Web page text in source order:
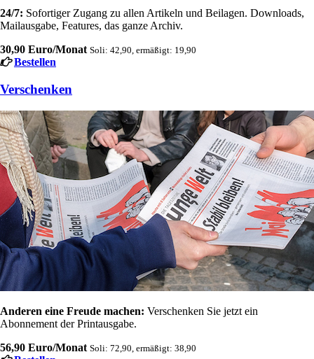
24/7: Sofortiger Zugang zu allen Artikeln und Beilagen. Downloads,
Mailausgabe, Features, das ganze Archiv.
30,90 Euro/Monat Soli: 42,90, ermäßigt: 19,90
Bestellen
Verschenken
Anderen eine Freude machen: Verschenken Sie jetzt ein
Abonnement der Printausgabe.
56,90 Euro/Monat Soli: 72,90, ermäßigt: 38,90